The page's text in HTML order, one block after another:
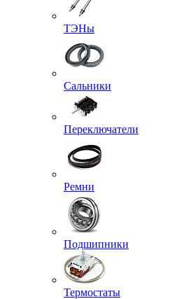
ТЭНы
Сальники
Переключатели
Ремни
Подшипники
Термостаты